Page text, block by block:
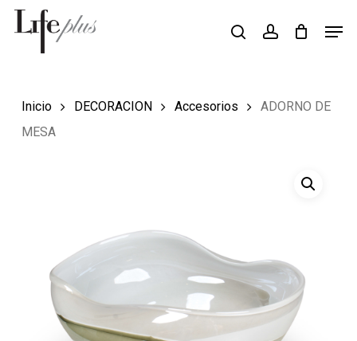
Skip
Búsqueda
productos
searchaccount
Inicio DECORACION Accesorios
ADORNO DE
MESA